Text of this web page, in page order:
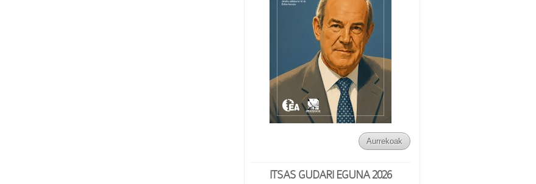
Aurrekoak
ITSAS GUDARI EGUNA 2026